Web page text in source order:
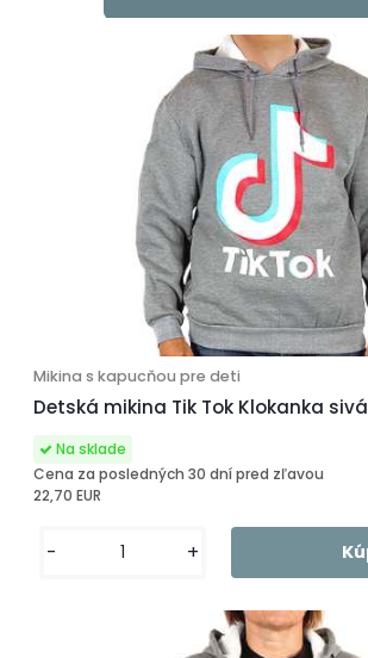
Detská mikina Tik Tok Klokanka sivá
Mikina s kapucňou pre deti
Cena za posledných 30 dní pred zľavou
22,70 EUR
- +